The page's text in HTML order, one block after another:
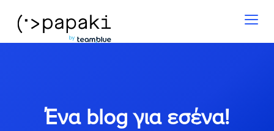
Ένα blog για εσένα!